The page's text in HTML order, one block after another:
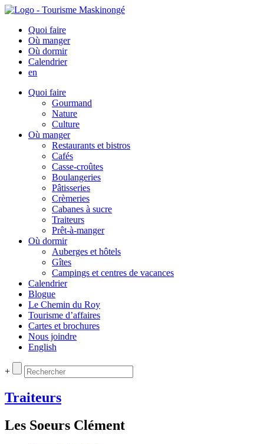
Quoi faire
Où manger
Où dormir
Calendrier
en
Quoi faire
Gourmand
Nature
Culture
Où manger
Restaurants et bistros
Cafés
Casse-croûtes
Boulangeries
Pâtisseries
Crèmeries
Cabanes à sucre
Traiteurs
Prêt-à-manger
Où dormir
Auberges et hôtels
Gîtes
Campings et centres de vacances
Calendrier
Blogue
Le Chemin du Roy
Tourisme d’affaires
Cartes et brochures
Nous joindre
English
+
Traiteurs
Les Soeurs Clément